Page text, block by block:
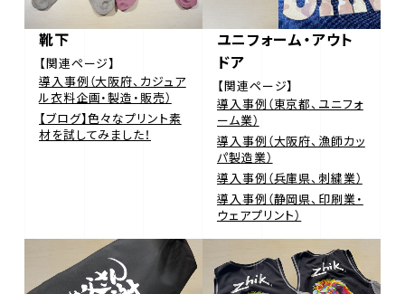
靴下
【関連ページ】
導入事例（大阪府、カジュア
ル衣料企画・製造・販売）
【ブログ】色々なプリント素
材を試してみました！
ユニフォーム・アウト
ドア
【関連ページ】
導入事例（東京都、ユニフォ
ーム業）
導入事例（大阪府、漁師カッ
パ製造業）
導入事例（兵庫県、刺繍業）
導入事例（静岡県、印刷業・
ウェアプリント）